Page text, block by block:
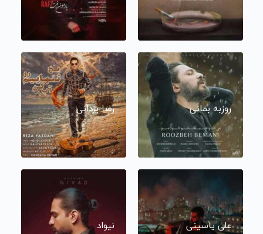
روزبه بمانی رضا یزدانی
علی یاسینی نیواد